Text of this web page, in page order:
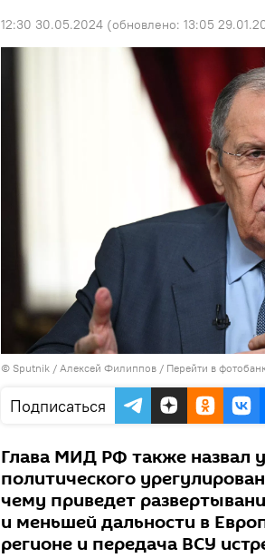
12:30 30.05.2024 (обновлено: 13:05
© Sputnik / Алексей Филиппов / Перейти в
Подписаться
Глава МИД РФ также назвал
политического
чему приведет
и меньшей дальности в
регионе и передача ВСУ